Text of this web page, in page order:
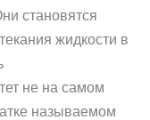
становятся
жидкости в
не на самом
называемом